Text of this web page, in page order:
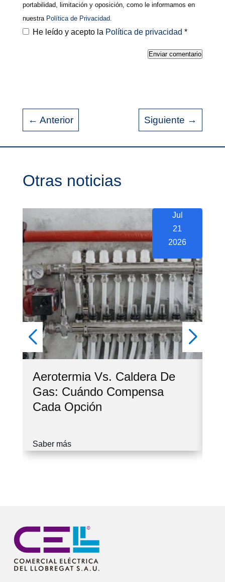
portabilidad, limitación y oposición, como le informamos en
nuestraPolítica de Privacidad.
He leído y acepto la Política de privacidad *
Enviar comentario
← Anterior Siguiente →
Otras noticias
Jul
21
2026
Aerotermia Vs. Caldera De
Gas: Cuándo Compensa
Cada Opción
Saber más